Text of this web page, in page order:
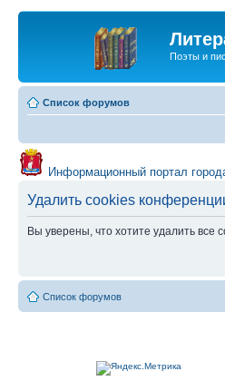
Поэты и
Список форумов
Информационный портал
Удалить cookies
Вы уверены, что хотите удалить
Список форумов